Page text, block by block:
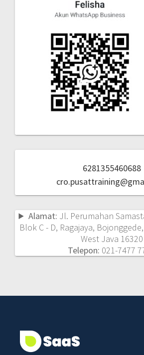
6281355460688
Alamat: Jl. Perumahan
Blok C - D, Ragajaya,
West Java 16320
Telepon: 021-7477